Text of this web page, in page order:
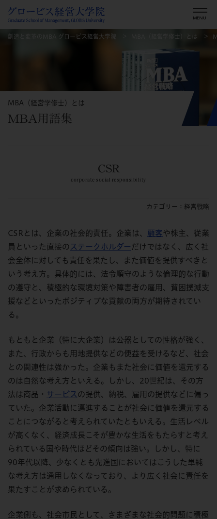
創造と変革のMBA グロービス経営大学院 MBA（経営学修士）とは
MBA（経営学修士）とは
MBA用語集
カテゴリー：経営戦略
CSR
corporate social responsibility
CSRとは、企業の社会的責任。企業は、 顧客や株主、従業
員といった直接の ステークホルダーだけではなく、広く社
会全体に対しても責任を果たし、また価値を提供すべきと
いう考え方。具体的には、法令順守のような倫理的な行動
の遵守と、積極的な環境対策や障害者の雇用、貧困撲滅支
援などといったポジティブな貢献の両方が期待されてい
る。
もともと企業（特に大企業）は公器としての性格が強く、
また、行政からも用地提供などの便益を受けるなど、社会
との関連性は強かった。企業もまた社会に価値を還元する
のは自然な考え方といえる。しかし、20世紀は、その方
法は商品・ サービス の提供、納税、雇用の提供などに偏っ
ていた。企業活動に邁進することが社会に価値を還元する
ことにつながると考えられていたともいえる。生活レベル
が高くなく、経済成長こそが豊かな生活をもたらすと考え
られている国や時代ほどその傾向は強い。しかし、特に
90年代以降、少なくとも先進国においてはこうした単純
な考え方は通用しなくなっており、より広く社会に責任を
果たすことが求められている。
企業側も、社会市民として、さまざまな社会的問題に積極